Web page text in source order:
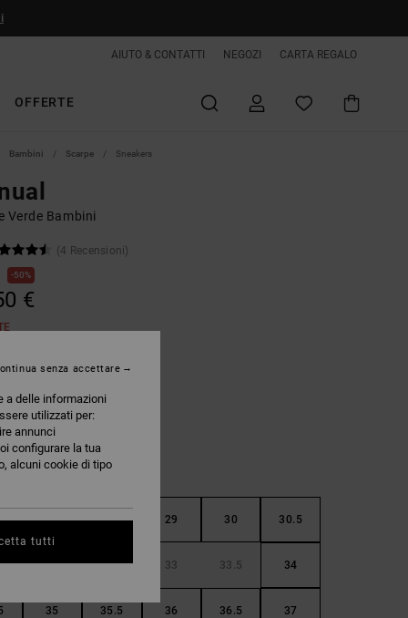
AIUTO & CONTATTI NEGOZI CARTA REGALO
OFFERTE
Bambini Scarpe Sneakers
Verde Bambini
(4 Recensioni)
50%
€
28 28.5 29 30 30.5
32 32.5 33 33.5 34
35 35.5 36 36.5 37
a delle informazioni
utilizzati per:
annunci
configurare la tua
alcuni cookie di tipo
senza accettare
tutti